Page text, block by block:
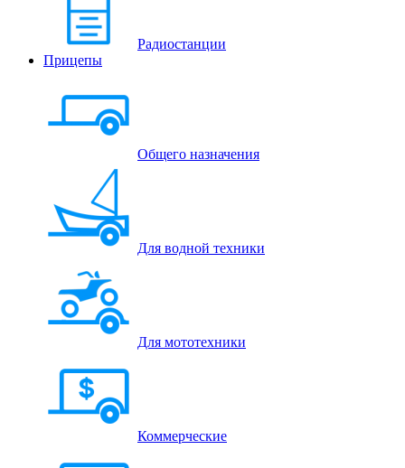
Радиостанции
Прицепы
Общего назначения
Для водной техники
Для мототехники
Коммерческие